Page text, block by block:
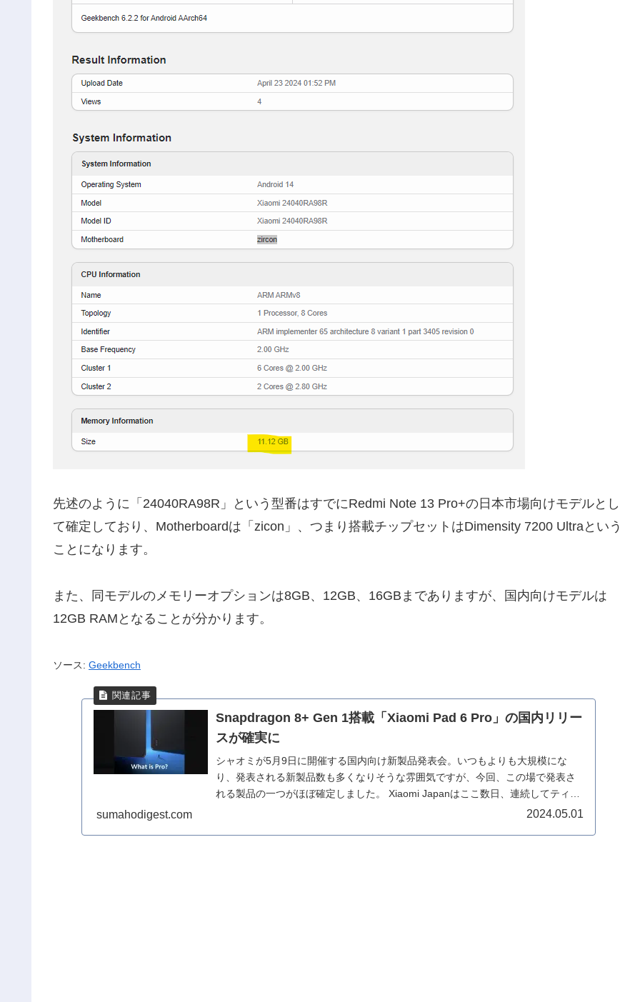
先述のように「24040RA98R」という型番はすでにRedmi Note 13 Pro+の日本市場向けモデルとし
て確定しており、Motherboardは「zicon」、つまり搭載チップセットはDimensity 7200 Ultraという
ことになります。
また、同モデルのメモリーオプションは8GB、12GB、16GBまでありますが、国内向けモデルは
12GB RAMとなることが分かります。
ソース: Geekbench
Snapdragon 8+ Gen 1搭載「Xiaomi Pad 6 Pro」の国内リリー
スが確実に
シャオミが5月9日に開催する国内向け新製品発表会。いつもよりも大規模にな
り、発表される新製品数も多くなりそうな雰囲気ですが、今回、この場で発表さ
れる製品の一つがほぼ確定しました。 Xiaomi Japanはここ数日、連続してティザ
sumahodigest.com 2024.05.01